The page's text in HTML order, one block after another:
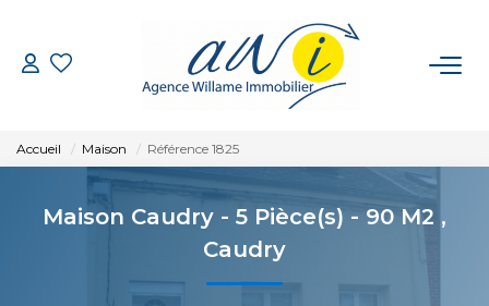
LOCATION
GESTION
Accueil Maison Référence 1825
Maison Caudry - 5 Pièce(s) - 90 M2 ,
Caudry